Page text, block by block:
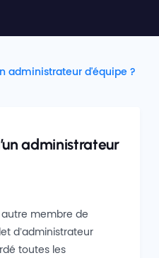
administrateur d'équipe ?
administrateur
membre de
d’administrateur
toutes les